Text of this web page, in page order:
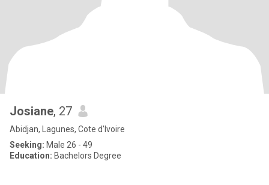
Josiane, 27
Abidjan, Lagunes, Cote d'Ivoire
Seeking: Male 26 - 49
Education: Bachelors Degree